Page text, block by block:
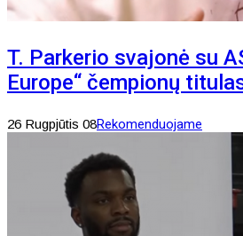
T. Parkerio svajonė su
Europe“ čempionų
26 Rugpjūtis 08Rekomenduojame